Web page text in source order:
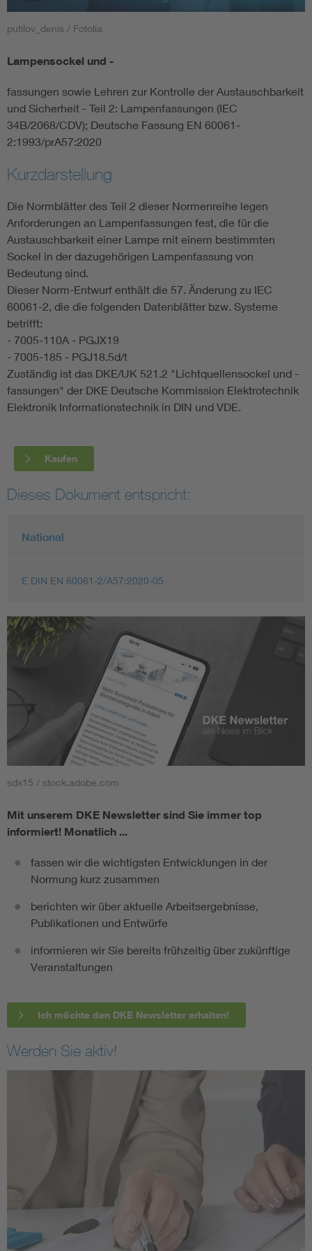
Smart Cities
DKE Fachinformationen im Kontext der Normung
Blitzschutz: DIN EN 62305 in der Übersicht
Circular Economy für mehr Ressourceneffizienz
Cybersecurity in der Industrieautomatisierung
DIN VDE 0100 für sichere Elektroinstallationen
Elektrofachkraft (EFK)
putilov_denis / Fotolia
Lampensockel und -
fassungen sowie Lehren zur Kontrolle der Austauschbarkeit
und Sicherheit - Teil 2: Lampenfassungen (IEC
34B/2068/CDV); Deutsche Fassung EN 60061-
2:1993/prA57:2020
Kurzdarstellung
Die Normblätter des Teil 2 dieser Normenreihe legen
Anforderungen an Lampenfassungen fest, die für die
Austauschbarkeit einer Lampe mit einem bestimmten
Sockel in der dazugehörigen Lampenfassung von
Bedeutung sind.
Dieser Norm-Entwurf enthält die 57. Änderung zu IEC
60061-2, die die folgenden Datenblätter bzw. Systeme
betrifft:
- 7005-110A - PGJX19
- 7005-185 - PGJ18.5d/t
Zuständig ist das DKE/UK 521.2 "Lichtquellensockel und -
fassungen" der DKE Deutsche Kommission Elektrotechnik
Elektronik Informationstechnik in DIN und VDE.
Kaufen
Dieses Dokument entspricht:
National
E DIN EN 60061-2/A57:2020-05
sdx15 / stock.adobe.com
Mit unserem DKE Newsletter sind Sie immer top
informiert! Monatlich ...
fassen wir die wichtigsten Entwicklungen in der
Normung kurz zusammen
berichten wir über aktuelle Arbeitsergebnisse,
Publikationen und Entwürfe
informieren wir Sie bereits frühzeitig über zukünftige
Veranstaltungen
Ich möchte den DKE Newsletter erhalten!
Werden Sie aktiv!